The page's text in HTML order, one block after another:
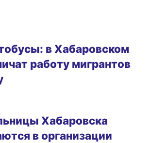
в Хабаровском
работу мигрантов
Хабаровска
в организации